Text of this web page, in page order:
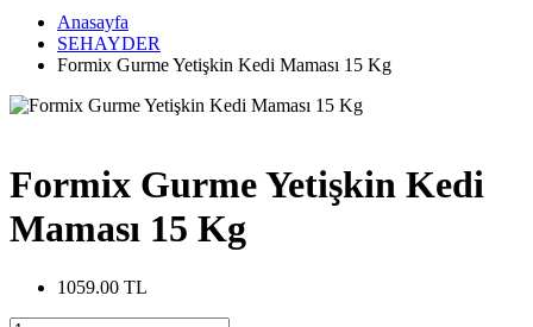
Anasayfa
SEHAYDER
Formix Gurme Yetişkin Kedi Maması 15 Kg
Formix Gurme Yetişkin Kedi
Maması 15 Kg
1059.00 TL